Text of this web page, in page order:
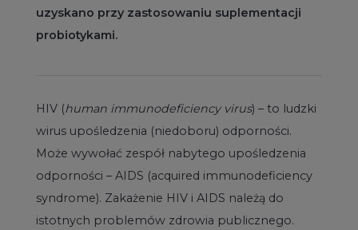
uzyskano przy zastosowaniu suplementacji
probiotykami.
HIV (human immunodeficiency virus) – to ludzki
wirus upośledzenia (niedoboru) odporności.
Może wywołać zespół nabytego upośledzenia
odporności – AIDS (acquired immunodeficiency
syndrome). Zakażenie HIV i AIDS należą do
istotnych problemów zdrowia publicznego.